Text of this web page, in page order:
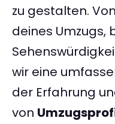
zu gestalten.
deines Umzugs,
wir eine
der Erfahrung
von